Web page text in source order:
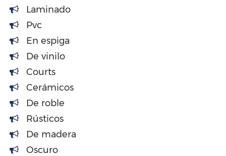
Laminado
Pvc
En espiga
De vinilo
Courts
Cerámicos
De roble
Rústicos
De madera
Oscuro